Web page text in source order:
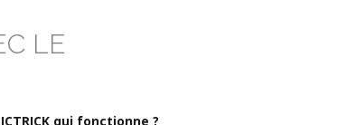
LE
qui fonctionne ?